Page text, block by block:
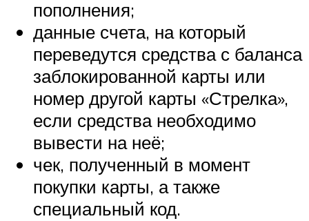
пополнения;
данные счета, на который
переведутся средства с баланса
заблокированной карты или
номер другой карты «Стрелка»,
если средства необходимо
вывести на неё;
чек, полученный в момент
покупки карты, а также
специальный код.